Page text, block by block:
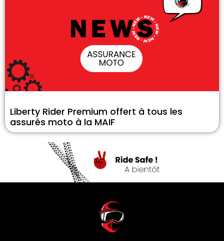
Liberty Rider Premium offert à tous les
assurés moto à la MAIF